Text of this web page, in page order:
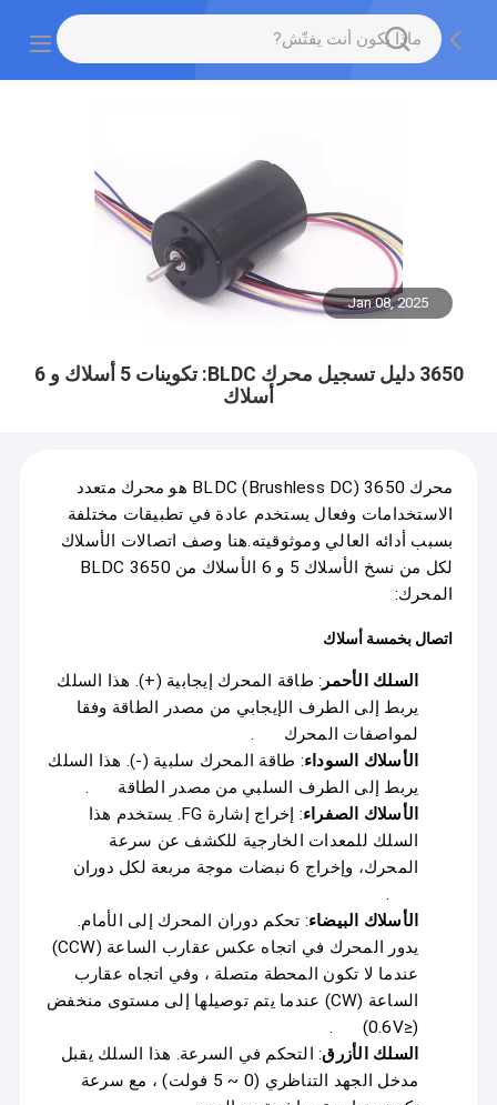
Jan 08, 2025
3650 دليل تسجيل محرك BLDC: تكوينات 5 أسلاك و 6
أسلاك
محرك 3650 BLDC (Brushless DC) هو محرك متعدد
الاستخدامات وفعال يستخدم عادة في تطبيقات مختلفة
بسبب أدائه العالي وموثوقيته.هنا وصف اتصالات الأسلاك
لكل من نسخ الأسلاك 5 و 6 الأسلاك من 3650 BLDC
المحرك:
اتصال بخمسة أسلاك
السلك الأحمر : طاقة المحرك إيجابية (+). هذا السلك
يربط إلى الطرف الإيجابي من مصدر الطاقة وفقا
لمواصفات المحرك
.
الأسلاك السوداء: طاقة المحرك سلبية (-). هذا السلك
يربط إلى الطرف السلبي من مصدر الطاقة
.
الأسلاك الصفراء
: إخراج إشارة FG. يستخدم هذا
السلك للمعدات الخارجية للكشف عن سرعة
المحرك، وإخراج 6 نبضات موجة مربعة لكل دوران
.
الأسلاك البيضاء: تحكم دوران المحرك إلى الأمام.
يدور المحرك في اتجاه عكس عقارب الساعة (CCW)
عندما لا تكون المحطة متصلة ، وفي اتجاه عقارب
الساعة (CW) عندما يتم توصيلها إلى مستوى منخفض
(≤0.6V)
.
السلك الأزرق: التحكم في السرعة. هذا السلك يقبل
مدخل الجهد التناظري (0 ~ 5 فولت) ، مع سرعة